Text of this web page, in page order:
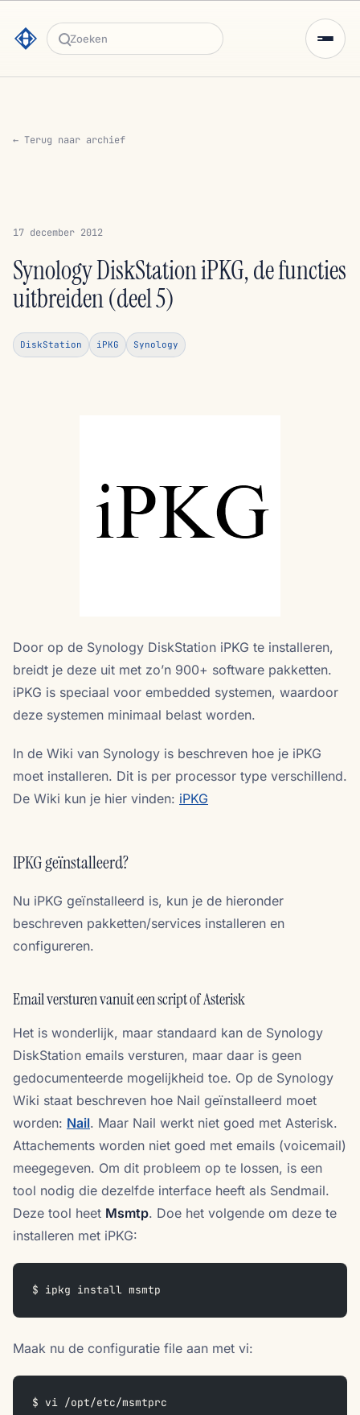
Zoeken
← Terug naar archief
17 december 2012
Synology DiskStation iPKG, de functies
uitbreiden (deel 5)
DiskStation iPKG Synology
Door op de Synology DiskStation iPKG te installeren,
breidt je deze uit met zo’n 900+ software pakketten.
iPKG is speciaal voor embedded systemen, waardoor
deze systemen minimaal belast worden.
In de Wiki van Synology is beschreven hoe je iPKG
moet installeren. Dit is per processor type verschillend.
De Wiki kun je hier vinden: iPKG
IPKG geïnstalleerd?
Nu iPKG geïnstalleerd is, kun je de hieronder
beschreven pakketten/services installeren en
configureren.
Email versturen vanuit een script of Asterisk
Het is wonderlijk, maar standaard kan de Synology
DiskStation emails versturen, maar daar is geen
gedocumenteerde mogelijkheid toe. Op de Synology
Wiki staat beschreven hoe Nail geïnstalleerd moet
worden: Nail. Maar Nail werkt niet goed met Asterisk.
Attachements worden niet goed met emails (voicemail)
meegegeven. Om dit probleem op te lossen, is een
tool nodig die dezelfde interface heeft als Sendmail.
Deze tool heet Msmtp. Doe het volgende om deze te
installeren met iPKG:
$ ipkg install msmtp
Maak nu de configuratie file aan met vi:
$ vi /opt/etc/msmtprc